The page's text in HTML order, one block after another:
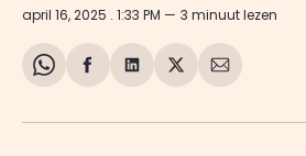
april 16, 2025 . 1:33 PM 3 minuut lezen
Share
WhatsApp
Delen
Facebook
Delen
LinkedIn
Share
X
Deel
E-